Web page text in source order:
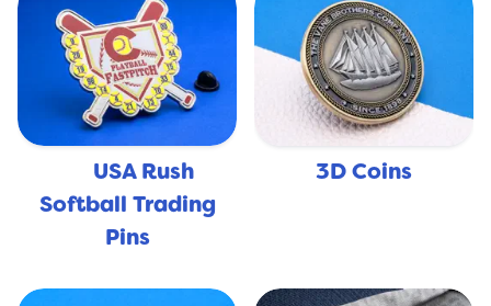
USA Rush
Softball Trading
Pins
3D Coins